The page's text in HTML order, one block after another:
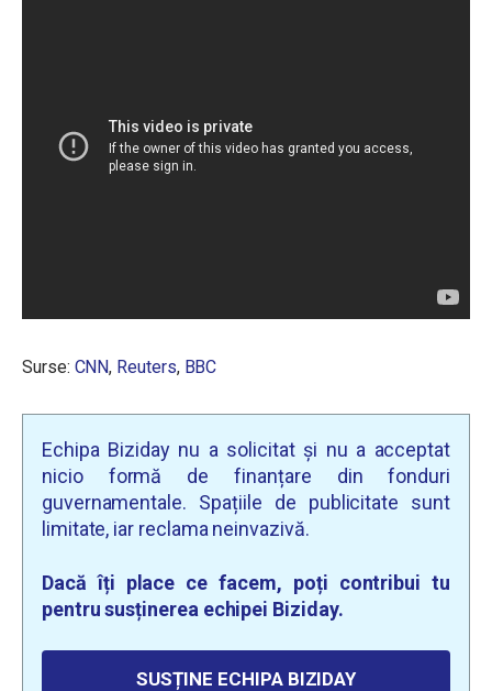
Surse: CNN, Reuters, BBC
Echipa Biziday nu a solicitat și nu a acceptat
nicio formă de finanțare din fonduri
guvernamentale. Spațiile de publicitate sunt
limitate, iar reclama neinvazivă.
Dacă îți place ce facem, poți contribui tu
pentru susținerea echipei Biziday.
SUSȚINE ECHIPA BIZIDAY